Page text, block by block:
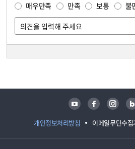
매우만족 만족 보통 불
개인정보처리방침 이메일무단수집
유튜브 페이스북 인스타그램 블로그